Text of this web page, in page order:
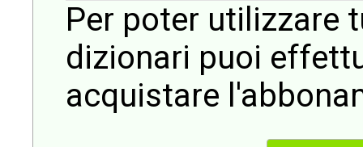
Per poter utilizzare
dizionari puoi
acquistare